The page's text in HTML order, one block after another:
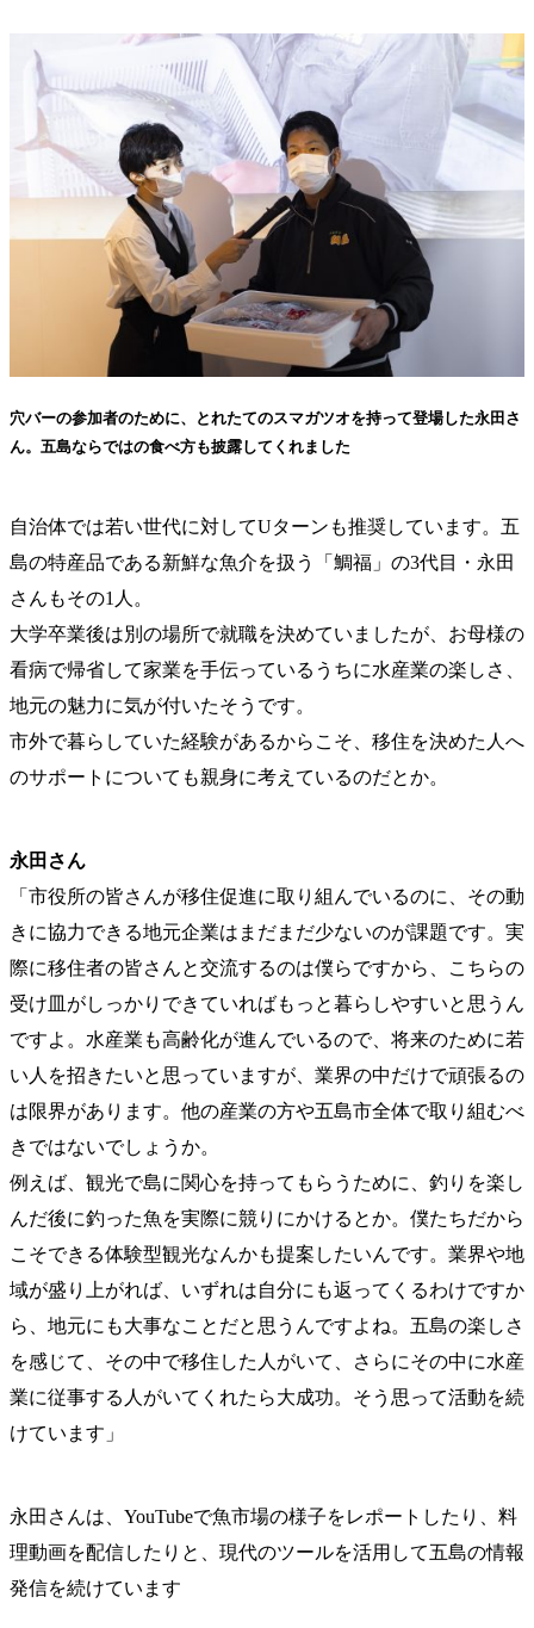
穴バーの参加者のために、とれたてのスマガツオを持って登場した永田さ
ん。五島ならではの食べ方も披露してくれました
自治体では若い世代に対してUターンも推奨しています。五
島の特産品である新鮮な魚介を扱う「鯛福」の3代目・永田
さんもその1人。
大学卒業後は別の場所で就職を決めていましたが、お母様の
看病で帰省して家業を手伝っているうちに水産業の楽しさ、
地元の魅力に気が付いたそうです。
市外で暮らしていた経験があるからこそ、移住を決めた人へ
のサポートについても親身に考えているのだとか。
永田さん
「市役所の皆さんが移住促進に取り組んでいるのに、その動
きに協力できる地元企業はまだまだ少ないのが課題です。実
際に移住者の皆さんと交流するのは僕らですから、こちらの
受け皿がしっかりできていればもっと暮らしやすいと思うん
ですよ。水産業も高齢化が進んでいるので、将来のために若
い人を招きたいと思っていますが、業界の中だけで頑張るの
は限界があります。他の産業の方や五島市全体で取り組むべ
きではないでしょうか。
例えば、観光で島に関心を持ってもらうために、釣りを楽し
んだ後に釣った魚を実際に競りにかけるとか。僕たちだから
こそできる体験型観光なんかも提案したいんです。業界や地
域が盛り上がれば、いずれは自分にも返ってくるわけですか
ら、地元にも大事なことだと思うんですよね。五島の楽しさ
を感じて、その中で移住した人がいて、さらにその中に水産
業に従事する人がいてくれたら大成功。そう思って活動を続
けています」
永田さんは、YouTubeで魚市場の様子をレポートしたり、料
理動画を配信したりと、現代のツールを活用して五島の情報
発信を続けています